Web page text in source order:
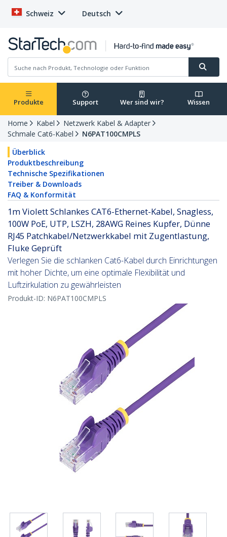
Schweiz Deutsch
Produkte Support Wer sind wir? Wissen
Home Kabel
Netzwerk Kabel & Adapter
Schmale Cat6-Kabel
N6PAT100CMPLS
Überblick
Produktbeschreibung
Technische Spezifikationen
Treiber & Downloads
FAQ & Konformität
1m Violett Schlankes CAT6-Ethernet-Kabel, Snagless,
100W PoE, UTP, LSZH, 28AWG Reines Kupfer, Dünne
RJ45 Patchkabel/Netzwerkkabel mit Zugentlastung,
Fluke Geprüft
Verlegen Sie die schlanken Cat6-Kabel durch Einrichtungen
mit hoher Dichte, um eine optimale Flexibilität und
Luftzirkulation zu gewährleisten
Produkt-ID: N6PAT100CMPLS